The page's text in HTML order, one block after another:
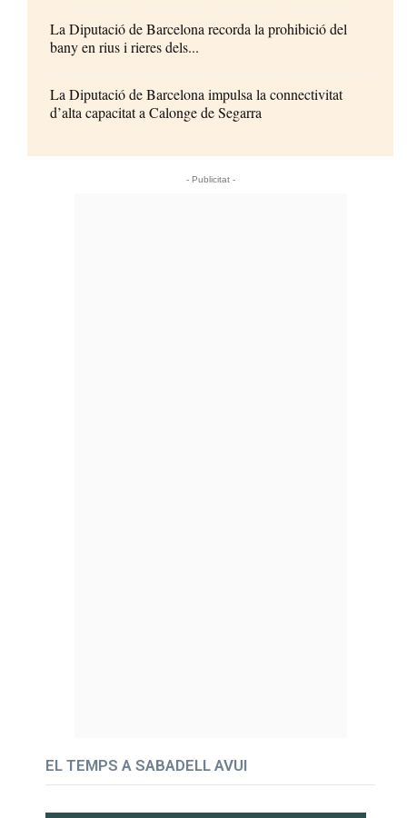
La Diputació de Barcelona recorda la prohibició del
bany en rius i rieres dels...
La Diputació de Barcelona impulsa la connectivitat
d’alta capacitat a Calonge de Segarra
- Publicitat -
EL TEMPS A SABADELL AVUI